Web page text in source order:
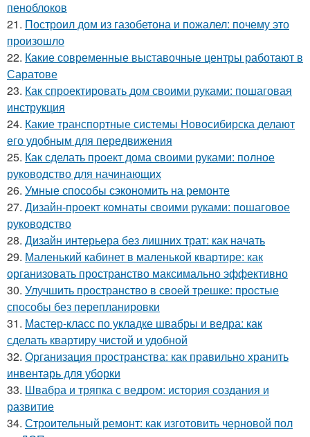
пеноблоков
21. Построил дом из газобетона и пожалел: почему это
произошло
22. Какие современные выставочные центры работают в
Саратове
23. Как спроектировать дом своими руками: пошаговая
инструкция
24. Какие транспортные системы Новосибирска делают
его удобным для передвижения
25. Как сделать проект дома своими руками: полное
руководство для начинающих
26. Умные способы сэкономить на ремонте
27. Дизайн-проект комнаты своими руками: пошаговое
руководство
28. Дизайн интерьера без лишних трат: как начать
29. Маленький кабинет в маленькой квартире: как
организовать пространство максимально эффективно
30. Улучшить пространство в своей трешке: простые
способы без перепланировки
31. Мастер-класс по укладке швабры и ведра: как
сделать квартиру чистой и удобной
32. Организация пространства: как правильно хранить
инвентарь для уборки
33. Швабра и тряпка с ведром: история создания и
развитие
34. Строительный ремонт: как изготовить черновой пол